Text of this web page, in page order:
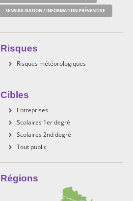
SENSIBILISATION / INFORMATION PRÉVENTIVE
Risques
Risques météorologiques
Cibles
Entreprises
Scolaires 1er degré
Scolaires 2nd degré
Tout public
Régions